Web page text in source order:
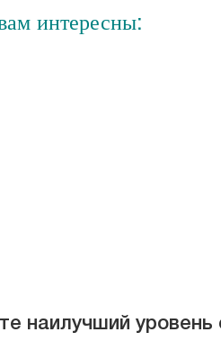
интересны:
наилучший уровень